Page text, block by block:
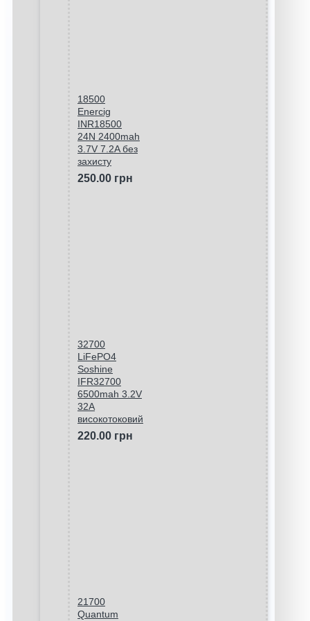
18500
Enercig
INR18500
24N 2400mah
3.7V 7.2A без
захисту
250.00 грн
32700
LiFePO4
Soshine
IFR32700
6500mah 3.2V
32A
високотоковий
220.00 грн
21700
Quantum